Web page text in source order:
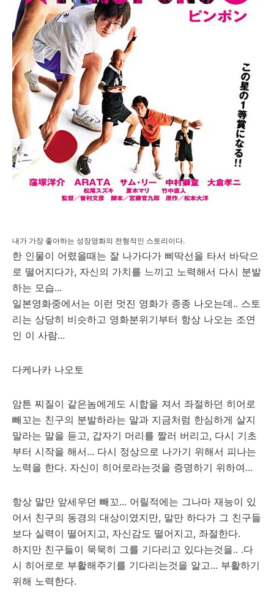
내가 가장 좋아하는 성장영화의 전형적인 스토리이다.
한 인물이 어렸을때는 잘 나가다가 삐딱선을 타서 바닥으
로 떨어지다가, 자신의 가치를 느끼고 노력해서 다시 분발
하는 모습...
일본영화중에서는 이런 멋진 영화가 종종 나오는데.. 스토
리는 상당히 비슷하고 영화분위기부터 항상 나오는 조연
인 이 사람...
다케나카 나오토
암튼 찌질이 같은놈에게도 시합을 져서 좌절하던 히어로
빼꼬는 친구의 분발하라는 말과 지금처럼 한심하게 살지
말라는 말을 듣고, 갑자기 머리를 짤러 버리고, 다시 기초
부터 시작을 해서... 다시 정상으로 나가기 위해서 피나는
노력을 한다. 자신이 히어로라는것을 증명하기 위하여...
항상 말만 앞세우던 빼꼬... 어릴적에는 그나마 재능이 있
어서 친구의 동경의 대상이였지만, 말만 하다가 그 친구들
보다 실력이 떨어지고, 자신감도 떨어지고, 좌절한다.
하지만 친구들이 묵묵히 그를 기다리고 있다는것을.. .다
시 히어로로 부활해주기를 기다리는것을 알고... 부활하기
위해 노력한다.